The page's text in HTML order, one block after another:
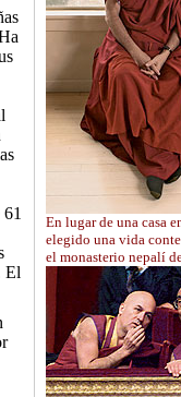
En lugar de una casa
elegido una vida
el monasterio nepalí
El